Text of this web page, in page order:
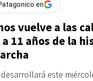
en
vuelve a las
11 años de la
este